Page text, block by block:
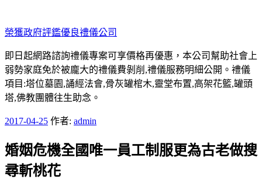
至
主
要
內
容
榮獲政府評鑑優良禮儀公司
即日起網路諮詢禮儀專案可享價格再優惠，本公司幫助社會上
弱勢家庭免於被龐大的禮儀費剝削,禮儀服務明細公開。禮儀
項目:塔位墓園,誦經法會,骨灰罐棺木,靈堂布置,高架花籃,罐頭
塔,佛教團體往生助念。
發
於
2017-04-25 作者: admin
婚姻危機全國唯一員工制服更為古老做搜
尋斬桃花